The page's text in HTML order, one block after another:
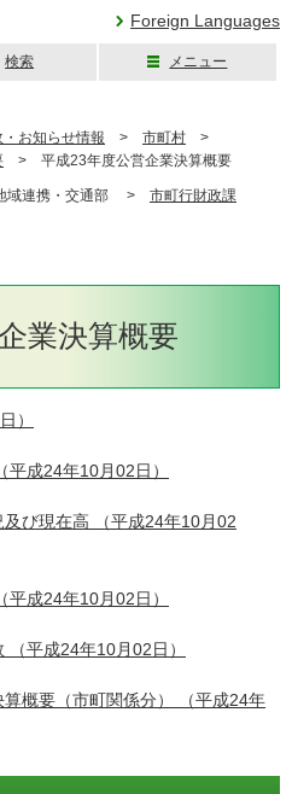
Foreign Languages
検索 メニュー
・お知らせ情報 > 市町村 >
> 平成23年度公営企業決算概要
域連携・交通部 > 市町行財政課
業決算概要
）
平成24年10月02日）
び現在高 （平成24年10月02
平成24年10月02日）
（平成24年10月02日）
概要（市町関係分）
（平成24年